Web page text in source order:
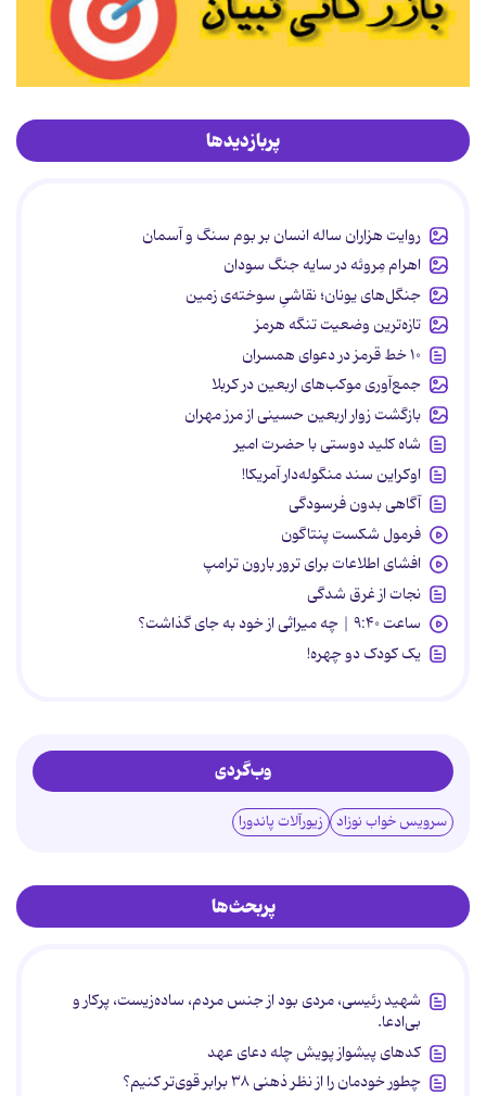
پربازدیدها
روایت هزاران ساله انسان بر بوم سنگ و آسمان
اهرام مِروئه در سایه جنگ سودان
جنگل‌های یونان؛ نقاشیِ سوخته‌ی زمین
تازه‌ترین وضعیت تنگه هرمز
۱۰ خط قرمز در دعوای همسران
جمع‌آوری موکب‌های اربعین در کربلا
بازگشت زوار اربعین حسینی از مرز مهران
شاه کلید دوستی با حضرت امیر
اوکراین سند منگوله‌دار آمریکا!
آگاهی بدون فرسودگی
فرمول شکست پنتاگون
افشای اطلاعات برای ترور بارون ترامپ
نجات از غرق شدگی
ساعت ۹:۴۰ | چه میراثی از خود به جای گذاشت؟
یک کودک دو چهره!
وب‌گردی
سرویس خواب نوزاد زیورآلات پاندورا
پربحث‌ها
شهید رئیسی، مردی بود از جنس مردم، ساده‌زیست، پرکار و
بی‌ادعا.
کدهای پیشواز پویش چله دعای عهد
چطور خودمان را از نظر ذهنی ۳۸ برابر قوی‌تر کنیم؟